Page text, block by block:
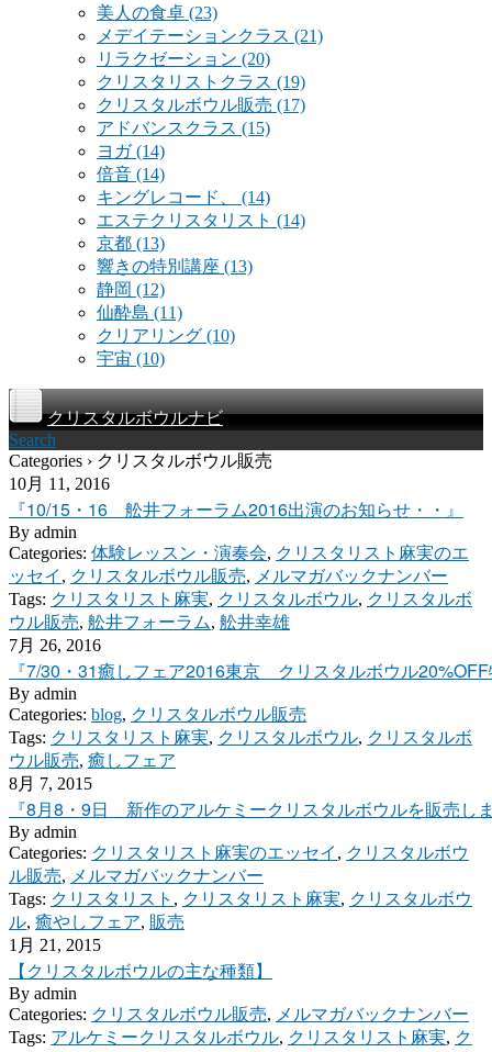
美人の食卓 (23)
メデイテーションクラス (21)
リラクゼーション (20)
クリスタリストクラス (19)
クリスタルボウル販売 (17)
アドバンスクラス (15)
ヨガ(14)
倍音 (14)
キングレコード、 (14)
エステクリスタリスト (14)
京都 (13)
響きの特別講座 (13)
静岡 (12)
仙酔島 (11)
クリアリング (10)
宇宙 (10)
クリスタルボウルナビ
Search
Categories › クリスタルボウル販売
10月 11, 2016
『10/15・16 舩井フォーラム2016出演のお知らせ・・』
By admin
Categories: 体験レッスン・演奏会, クリスタリスト麻実のエ
ッセイ , クリスタルボウル販売, メルマガバックナンバー
Tags: クリスタリスト麻実, クリスタルボウル, クリスタルボ
ウル販売, 舩井フォーラム, 舩井幸雄
7月 26, 2016
『7/30・31癒しフェア2016東京 クリスタルボウル
By admin
Categories: blog, クリスタルボウル販売
Tags: クリスタリスト麻実, クリスタルボウル, クリスタルボ
ウル販売, 癒しフェア
8月 7, 2015
『8月8・9日 新作のアルケミークリスタルボウルを販売し
By admin
Categories: クリスタリスト麻実のエッセイ , クリスタルボウ
ル販売, メルマガバックナンバー
Tags: クリスタリスト , クリスタリスト麻実, クリスタルボウ
ル, 癒やしフェア, 販売
1月 21, 2015
【クリスタルボウルの主な種類】
By admin
Categories: クリスタルボウル販売, メルマガバックナンバー
Tags: アルケミークリスタルボウル, クリスタリスト麻実, ク